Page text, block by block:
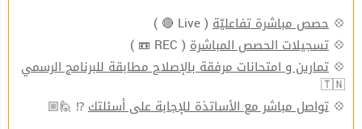
💠 حصص مباشرة تفاعليّة ( Live 🔴 )
💠 تسجيلات الحصص المباشرة ( REC 📼 )
💠 تمارين و امتحانات مرفقة بالإصلاح مطابقة للبرنامج الرسمي
🇹🇳
💠 تواصل مباشر مع الأساتذة للإجابة على أسئلتك⁉ 🙋🏼